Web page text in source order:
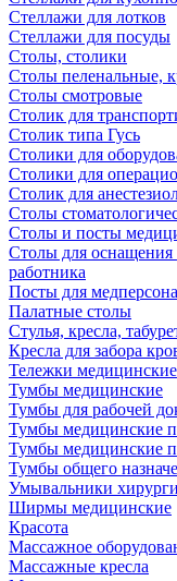
Стеллажи для лотков
Стеллажи для посуды
Столы, столики
Столы пеленальные,
Столы смотровые
Столик для
Столик типа Гусь
Столики для
Столики для
Столик для
Столы
Столы и посты
Столы для оснащения
работника
Посты для
Палатные столы
Стулья, кресла,
Кресла для забора
Тележки медицинские
Тумбы медицинские
Тумбы для рабочей
Тумбы медицинские
Тумбы медицинские
Тумбы общего
Умывальники
Ширмы медицинские
Красота
Массажное
Массажные кресла